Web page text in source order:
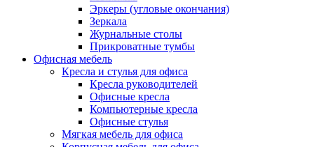
Эркеры (угловые окончания)
Зеркала
Журнальные столы
Прикроватные тумбы
Офисная мебель
Кресла и стулья для офиса
Кресла руководителей
Офисные кресла
Компьютерные кресла
Офисные стулья
Мягкая мебель для офиса